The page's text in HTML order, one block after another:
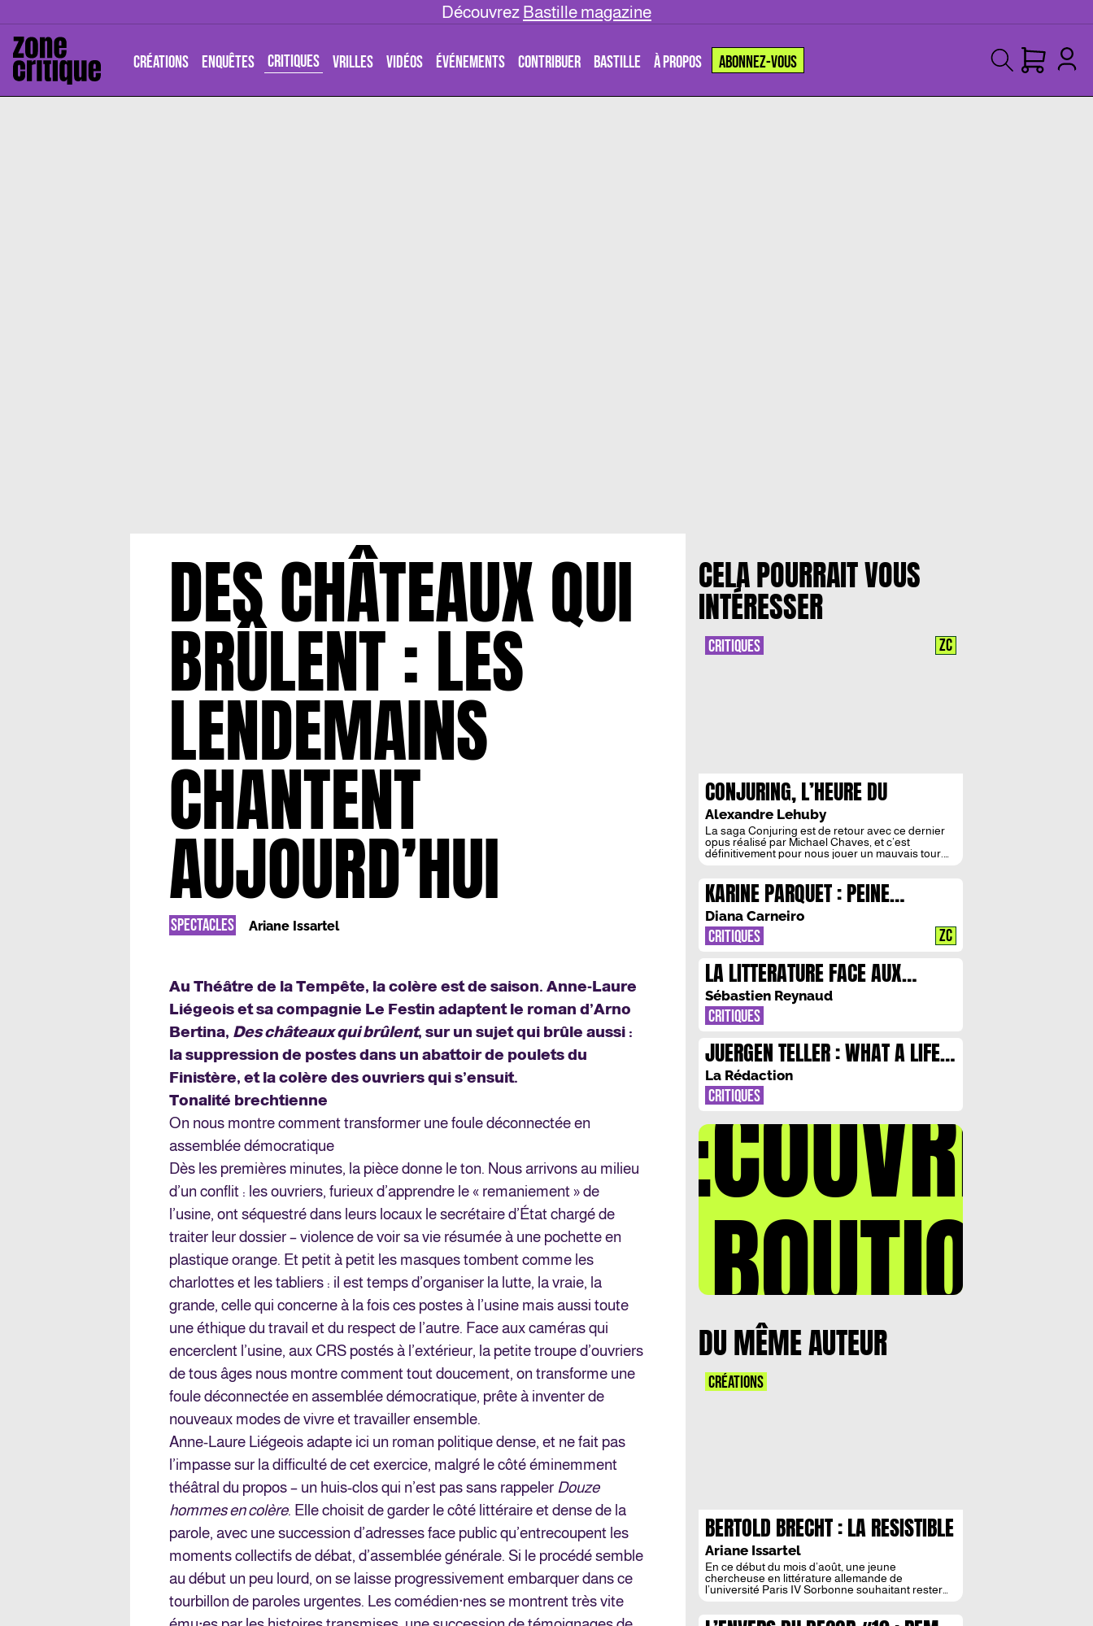
Découvrez Bastille magazine
CRÉATIONS ENQUÊTES CRITIQUES VRILLES VIDÉOS ÉVÉNEMENTS CONTRIBUER BASTILLE À PROPOS ABONNEZ-VOUS
DES CHÂTEAUX QUI
BRÛLENT : LES
LENDEMAINS
CHANTENT
AUJOURD’HUI
SPECTACLES Ariane Issartel
Au Théâtre de la Tempête, la colère est de saison. Anne-Laure
Liégeois et sa compagnie Le Festin adaptent le roman d’Arno
Bertina, Des châteaux qui brûlent, sur un sujet qui brûle aussi :
la suppression de postes dans un abattoir de poulets du
Finistère, et la colère des ouvriers qui s’ensuit.
Tonalité brechtienne
On nous montre comment transformer une foule déconnectée en
assemblée démocratique
Dès les premières minutes, la pièce donne le ton. Nous arrivons au milieu
d’un conflit : les ouvriers, furieux d’apprendre le « remaniement » de
l’usine, ont séquestré dans leurs locaux le secrétaire d’État chargé de
traiter leur dossier – violence de voir sa vie résumée à une pochette en
plastique orange. Et petit à petit les masques tombent comme les
charlottes et les tabliers : il est temps d’organiser la lutte, la vraie, la
grande, celle qui concerne à la fois ces postes à l’usine mais aussi toute
une éthique du travail et du respect de l’autre. Face aux caméras qui
encerclent l’usine, aux CRS postés à l’extérieur, la petite troupe d’ouvriers
de tous âges nous montre comment tout doucement, on transforme une
foule déconnectée en assemblée démocratique, prête à inventer de
nouveaux modes de vivre et travailler ensemble.
Anne-Laure Liégeois adapte ici un roman politique dense, et ne fait pas
l’impasse sur la difficulté de cet exercice, malgré le côté éminemment
théâtral du propos – un huis-clos qui n’est pas sans rappeler Douze
hommes en colère. Elle choisit de garder le côté littéraire et dense de la
parole, avec une succession d’adresses face public qu’entrecoupent les
moments collectifs de débat, d’assemblée générale. Si le procédé semble
au début un peu lourd, on se laisse progressivement embarquer dans ce
tourbillon de paroles urgentes. Les comédien·nes se montrent très vite
CELA POURRAIT VOUS
INTÉRESSER
CONJURING, L’HEURE DU
JUGEMENT : DIABLE BOITEUX
Alexandre Lehuby
La saga Conjuring est de retour avec ce dernier
opus réalisé par Michael Chaves, et c’est
définitivement pour nous jouer un mauvais tour.
épisode 4 ou 10 ? On ne le sait plus vraiment, tant
la saga s’est déclinée à profusion depuis le […]
CRITIQUES ZC
KARINE PARQUET : PEINE
INSULAIRE
Diana Carneiro
CRITIQUES ZC
LA LITTERATURE FACE AUX
VIOLENCES SEXUELLES
Sébastien Reynaud
CRITIQUES
JUERGEN TELLER : WHAT A LIFE
!
La Rédaction
CRITIQUES
DÉCOUVREZ
LA BOUTIQUE
DU MÊME AUTEUR
BERTOLD BRECHT : LA RESISTIBLE
ASCENSION DE LA PANDEMIE
Ariane Issartel
En ce début du mois d’août, une jeune
chercheuse en littérature allemande de
l’université Paris IV Sorbonne souhaitant rester
CRÉATIONS